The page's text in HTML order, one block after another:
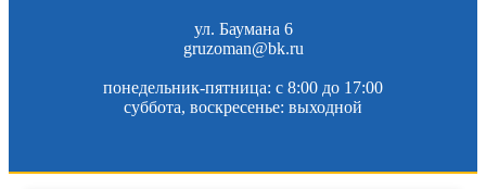
ул. Баумана 6
gruzoman@bk.ru
понедельник-пятница: c 8:00 до 17:00
суббота, воскресенье: выходной